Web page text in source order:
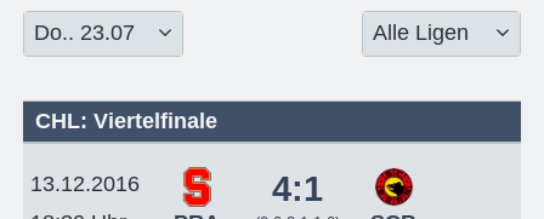
CHL: Viertelfinale
13.12.2016
4:1